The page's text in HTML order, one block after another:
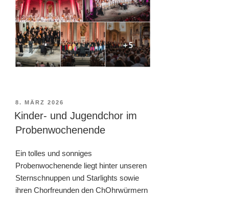
VERÖFFENTLICHT
AM
8. MÄRZ 2026
Kinder- und Jugendchor im
Probenwochenende
Ein tolles und sonniges
Probenwochenende liegt hinter unseren
Sternschnuppen und Starlights sowie
ihren Chorfreunden den ChOhrwürmern